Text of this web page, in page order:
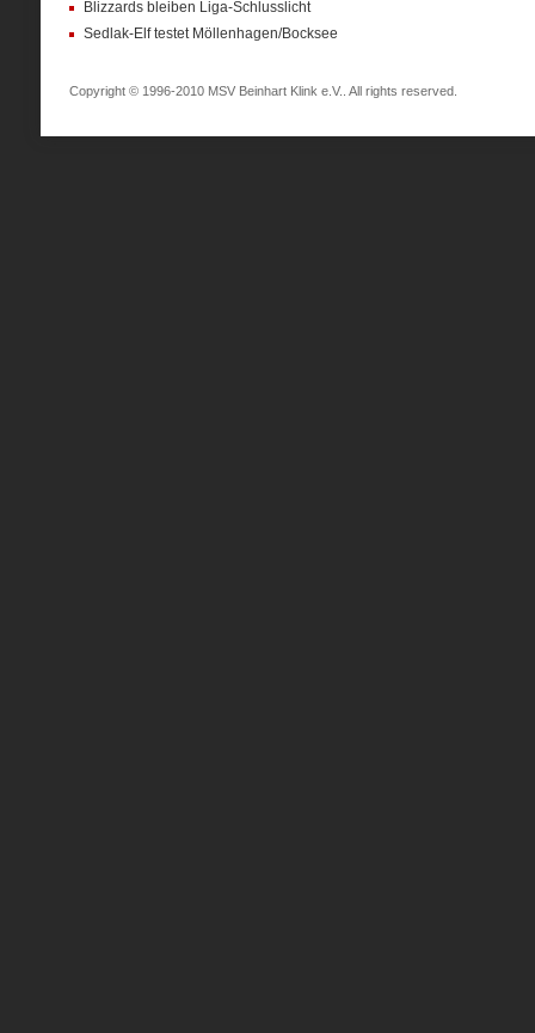
Blizzards bleiben Liga-Schlusslicht
Sedlak-Elf testet Möllenhagen/Bocksee
Copyright © 1996-2010 MSV Beinhart Klink e.V.. All rights reserved.